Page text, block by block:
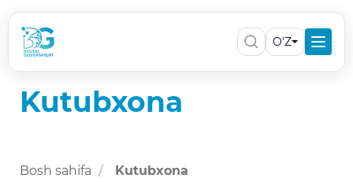
O'Z
Kutubxona
Bosh sahifa Kutubxona